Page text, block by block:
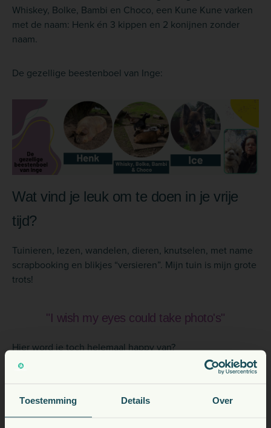
Toestemming Details Over
Whiskey, Bolke, Bambi en Choco, een Kune Kune varken
met de naam: Henk én 3 kippen en 2 konijnen zonder
naam.
De gezellige beestenboel van Inge:
Wat vind je leuk om te doen in je vrije
tijd?
Tuinieren, lezen, wandelen, dieren, knutselen, met name
scrapbooking en blikjes “versieren”. Mijn tuin is mijn grote
trots!
"I wish my eyes could take photo's"
Hier word je toch helemaal happy van?